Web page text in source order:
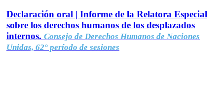
Declaración oral | Informe de la Relatora Especial
sobre los derechos humanos de los desplazados
internos. Consejo de Derechos Humanos de Naciones
Unidas, 62° período de sesiones